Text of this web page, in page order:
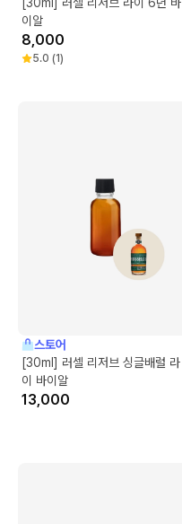
이알
8,000
5.0 (1)
스토어
[30ml] 러셀 리저브 싱글배럴 라
이 바이알
13,000